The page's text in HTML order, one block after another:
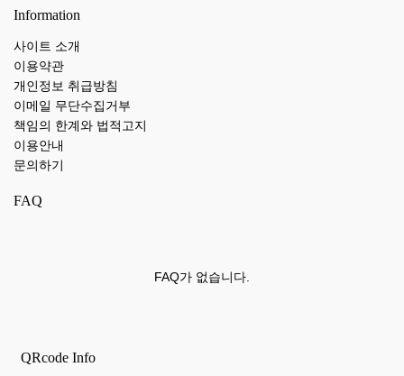
Information
사이트 소개
이용약관
개인정보 취급방침
이메일 무단수집거부
책임의 한계와 법적고지
이용안내
문의하기
FAQ
FAQ가 없습니다.
QRcode Info